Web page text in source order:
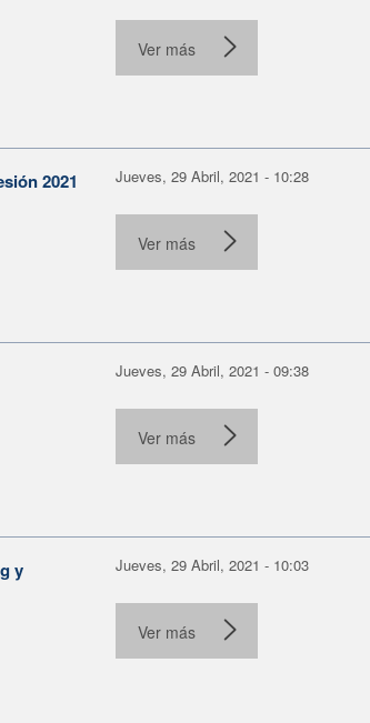
Ver más
2021
Jueves, 29 Abril, 2021 - 10:28
Ver más
Jueves, 29 Abril, 2021 - 09:38
Ver más
y
Jueves, 29 Abril, 2021 - 10:03
Ver más